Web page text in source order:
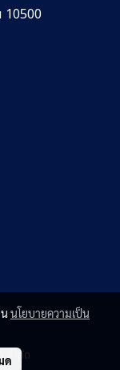
10500
จำกัด
นโยบายความเป็น
ด